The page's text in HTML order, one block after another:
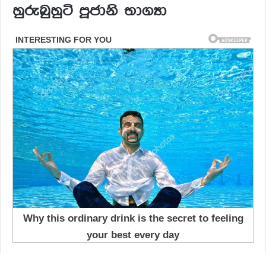
හුරුබුහුටි පූජානි භාග්‍යා